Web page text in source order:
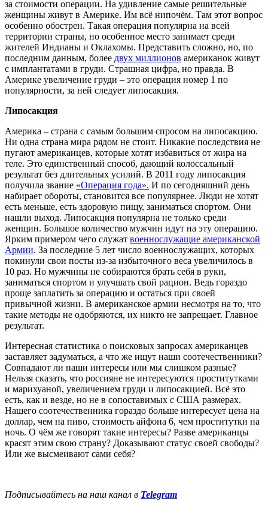
за стоимости операции. На удивление самые решительные
женщины живут в Америке. Им всё нипочём. Там этот вопрос
особенно обострен. Такая операция популярна на всей
территории страны, но особенное место занимает среди
жителей Индианы и Оклахомы. Представить сложно, но, по
последним данным, более двух миллионов американок живут
с имплантатами в груди. Страшная цифра, но правда. В
Америке увеличение груди – это операция номер 1 по
популярности, за ней следует липосакция.
Липосакция
Америка – страна с самым большим спросом на липосакцию.
Ни одна страна мира рядом не стоит. Никакие последствия не
пугают американцев, которые хотят избавиться от жира на
теле. Это единственный способ, дающий колоссальный
результат без длительных усилий. В 2011 году липосакция
получила звание «Операция года». И по сегодняшний день
набирает обороты, становится все популярнее. Люди не хотят
есть меньше, есть здоровую пищу, заниматься спортом. Они
нашли выход. Липосакция популярна не только среди
женщин. Большое количество мужчин идут на эту операцию.
Ярким примером чего служат военнослужащие американской
Армии. За последние 5 лет число военнослужащих, которых
покинули свои посты из-за избыточного веса увеличилось в
10 раз. Но мужчины не собираются брать себя в руки,
заниматься спортом и улучшать свой рацион. Ведь гораздо
проще заплатить за операцию и остаться при своей
привычной жизни. В американское армии несмотря на то, что
такие методы не одобряются, их никто не запрещает. Главное
результат.
Интересная статистика о поисковых запросах американцев
заставляет задуматься, а что же ищут наши соотечественники?
Совпадают ли наши интересы или мы слишком разные?
Нельзя сказать, что россияне не интересуются проститутками
и марихуаной, увеличением груди и липосакцией. Всё это
есть, как и везде, но не в сопоставимых с США размерах.
Нашего соотечественника гораздо больше интересует цена на
доллар, чем на пиво, стоимость айфона 6, чем проститутки на
ночь. О чём же говорят такие интересы? Разве американцы
красят этим свою страну? Доказывают статус своей свободы?
Или же высмеивают сами себя?
Подписывайтесь на наш канал в Telegram